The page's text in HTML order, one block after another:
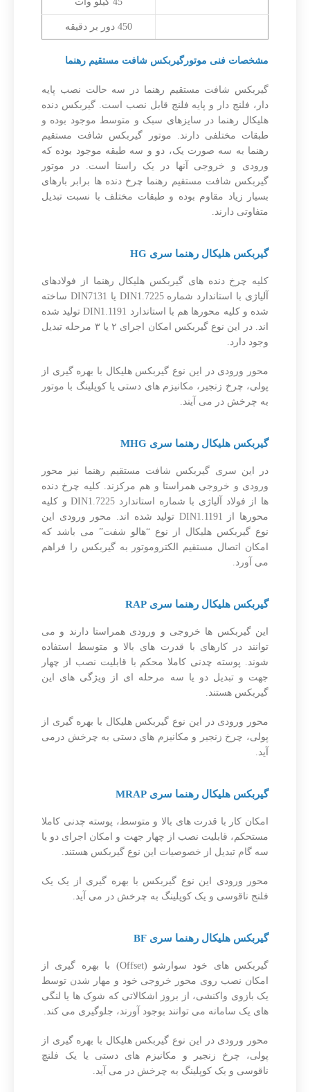
450 دور بر دقیقه
مشخصات فنی موتورگیربکس شافت مستقیم رهنما
گیربکس شافت مستقیم رهنما در سه حالت نصب پایه
دار، فلنج دار و پایه فلنج قابل نصب است. گیربکس دنده
هلیکال رهنما در سایزهای سبک و متوسط موجود بوده و
طبقات مختلفی دارند. موتور گیربکس شافت مستقیم
رهنما به سه صورت یک، دو و سه طبقه موجود بوده که
ورودی و خروجی آنها در یک راستا است. در موتور
گیربکس شافت مستقیم رهنما چرخ دنده ها برابر بارهای
بسیار زیاد مقاوم بوده و طبقات مختلف با نسبت تبدیل
متفاوتی دارند.
گیربکس هلیکال رهنما سری HG
کلیه چرخ دنده های گیربکس هلیکال رهنما از فولادهای
آلیاژی با استاندارد شماره DIN1.7225 یا DIN7131 ساخته
شده و کلیه محورها هم با استاندارد DIN1.1191 تولید شده
اند. در این نوع گیربکس امکان اجرای ۲ یا ۳ مرحله تبدیل
وجود دارد.
محور ورودی در این نوع گیربکس هلیکال با بهره گیری از
پولی، چرخ زنجیر، مکانیزم های دستی یا کوپلینگ با موتور
به چرخش در می آیند.
گیربکس هلیکال رهنما سری MHG
در این سری گیربکس شافت مستقیم رهنما نیز محور
ورودی و خروجی همراستا و هم مرکزند. کلیه چرخ دنده
ها از فولاد آلیاژی با شماره استاندارد DIN1.7225 و کلیه
محورها از DIN1.1191 تولید شده اند. محور ورودی این
نوع گیربکس هلیکال از نوع “هالو شفت” می باشد که
امکان اتصال مستقیم الکتروموتور به گیربکس را فراهم
می آورد.
گیربکس هلیکال رهنما سری RAP
این گیربکس ها خروجی و ورودی همراستا دارند و می
توانند در کارهای با قدرت های بالا و متوسط استفاده
شوند. پوسته چدنی کاملا محکم با قابلیت نصب از چهار
جهت و تبدیل دو یا سه مرحله ای از ویژگی های این
گیربکس هستند.
محور ورودی در این نوع گیربکس هلیکال با بهره گیری از
پولی، چرخ زنجیر و مکانیزم های دستی به چرخش درمی
آید.
گیربکس هلیکال رهنما سری MRAP
امکان کار با قدرت های بالا و متوسط، پوسته چدنی کاملا
مستحکم، قابلیت نصب از چهار جهت و امکان اجرای دو یا
سه گام تبدیل از خصوصیات این نوع گیربکس هستند.
محور ورودی این نوع گیربکس با بهره گیری از یک یک
فلنج ناقوسی و یک کوپلینگ به چرخش در می آید.
گیربکس هلیکال رهنما سری BF
گیربکس های خود سوارشو (Offset) با بهره گیری از
امکان نصب روی محور خروجی خود و مهار شدن توسط
یک بازوی واکنشی، از بروز اشکالاتی که شوک ها یا لنگی
های یک سامانه می توانند بوجود آورند، جلوگیری می کند.
محور ورودی در این نوع گیربکس هلیکال با بهره گیری از
پولی، چرخ زنجیر و مکانیزم های دستی یا یک فلنچ
ناقوسی و یک کوپلینگ به چرخش در می آید.